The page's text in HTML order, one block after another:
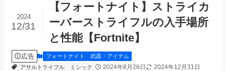
【フォートナイト】ストライカ
ーバーストライフルの入手場所
と性能【Fortnite】
2024
12/31
広告 フォートナイト
武器・アイテム
アサルトライフル
ミシック 2024年8月26日 2024年12月31日